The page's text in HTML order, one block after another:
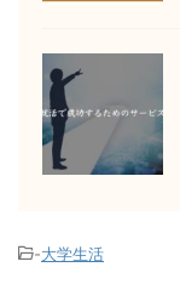
-大学生活